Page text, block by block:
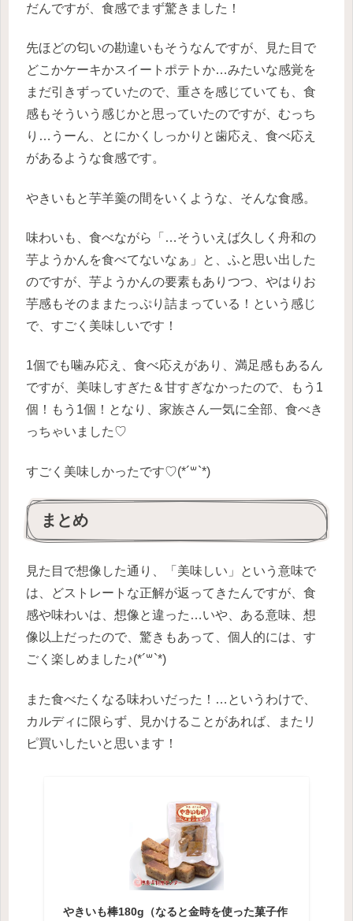
だんですが、食感でまず驚きました！
先ほどの匂いの勘違いもそうなんですが、見た目で
どこかケーキかスイートポテトか…みたいな感覚を
まだ引きずっていたので、重さを感じていても、食
感もそういう感じかと思っていたのですが、むっち
り…うーん、とにかくしっかりと歯応え、食べ応え
があるような食感です。
やきいもと芋羊羹の間をいくような、そんな食感。
味わいも、食べながら「…そういえば久しく舟和の
芋ようかんを食べてないなぁ」と、ふと思い出した
のですが、芋ようかんの要素もありつつ、やはりお
芋感もそのままたっぷり詰まっている！という感じ
で、すごく美味しいです！
1個でも噛み応え、食べ応えがあり、満足感もあるん
ですが、美味しすぎた＆甘すぎなかったので、もう1
個！もう1個！となり、家族さん一気に全部、食べき
っちゃいました♡
すごく美味しかったです♡(*´꒳`*)
まとめ
見た目で想像した通り、「美味しい」という意味で
は、どストレートな正解が返ってきたんですが、食
感や味わいは、想像と違った…いや、ある意味、想
像以上だったので、驚きもあって、個人的には、す
ごく楽しめました♪(*´꒳`*)
また食べたくなる味わいだった！…というわけで、
カルディに限らず、見かけることがあれば、またリ
ピ買いしたいと思います！
やきいも棒180g（なると金時を使った菓子作